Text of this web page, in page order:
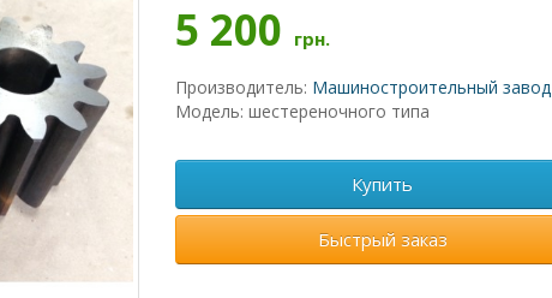
5 200 грн.
Производитель: Машиностроительный завод
Модель: шестереночного типа
Купить
Быстрый заказ